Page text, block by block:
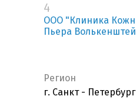
4
ООО "Клиника
Пьера
Регион
г. Санкт - Петербург